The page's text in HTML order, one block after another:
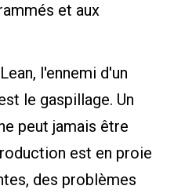
et aux
l'ennemi d'un
le gaspillage. Un
peut jamais être
est en proie
des problèmes